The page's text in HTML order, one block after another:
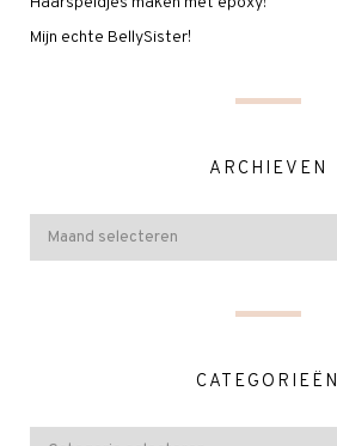
Mijn echte BellySister!
ARCHIEVEN
CATEGORIEËN